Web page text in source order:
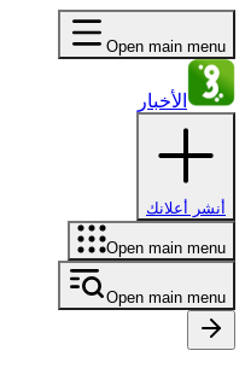
Open main menu
الأخبار
أنشر أعلانك
Open main menu
Open main menu